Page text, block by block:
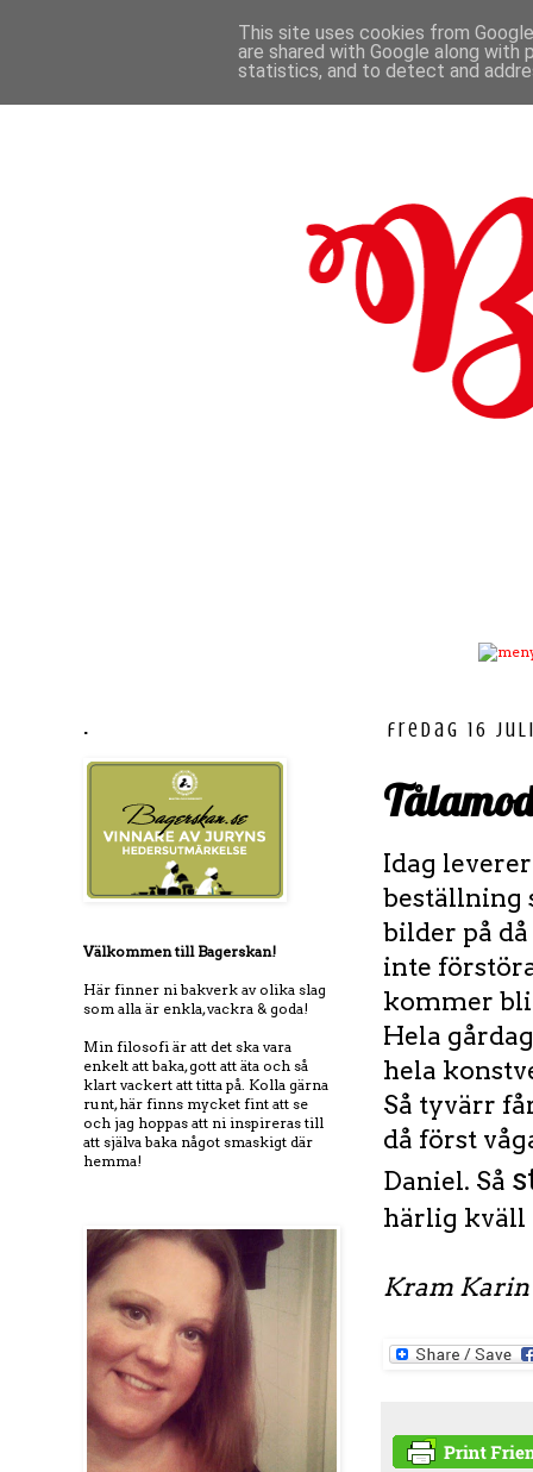
fredag 16
Idag
beställning
bilder på
inte
kommer bli
Hela
hela
Så tyvärr
då först
Daniel. Så
härlig
Kram Karin
.
Välkommen till Bagerskan!
Här finner ni bakverk av olika slag
som alla är enkla, vackra & goda!
Min filosofi är att det ska vara
enkelt att baka, gott att äta och så
klart vackert att titta på. Kolla gärna
runt, här finns mycket fint att se
och jag hoppas att ni inspireras till
att själva baka något smaskigt där
hemma!
This site uses cookies from
are shared with Google along
statistics, and to detect and